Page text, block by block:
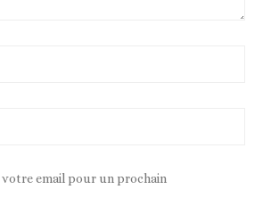
email pour un prochain